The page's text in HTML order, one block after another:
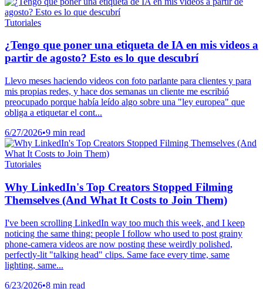
Tutoriales
¿Tengo que poner una etiqueta de IA en mis videos a
partir de agosto? Esto es lo que descubrí
Llevo meses haciendo videos con foto parlante para clientes y para
mis propias redes, y hace dos semanas un cliente me escribió
preocupado porque había leído algo sobre una "ley europea" que
obliga a etiquetar el cont...
6/27/2026•9 min read
Tutoriales
Why LinkedIn's Top Creators Stopped Filming
Themselves (And What It Costs to Join Them)
I've been scrolling LinkedIn way too much this week, and I keep
noticing the same thing: people I follow who used to post grainy
phone-camera videos are now posting these weirdly polished,
perfectly-lit "talking head" clips. Same face every time, same
lighting, same...
6/23/2026•8 min read